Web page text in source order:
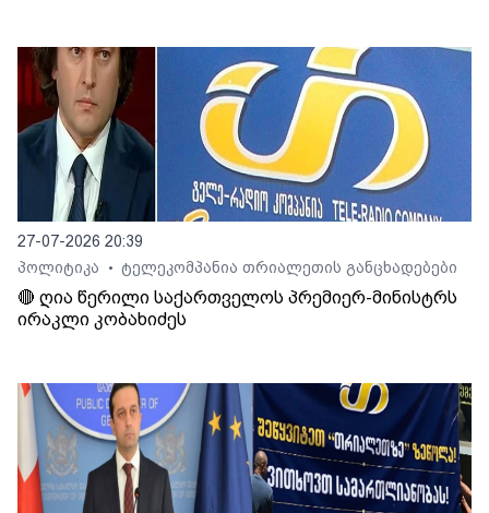
27-07-2026 20:39
პოლიტიკა
• ტელეკომპანია თრიალეთის განცხადებები
🔴 ღია წერილი საქართველოს პრემიერ-მინისტრს
ირაკლი კობახიძეს